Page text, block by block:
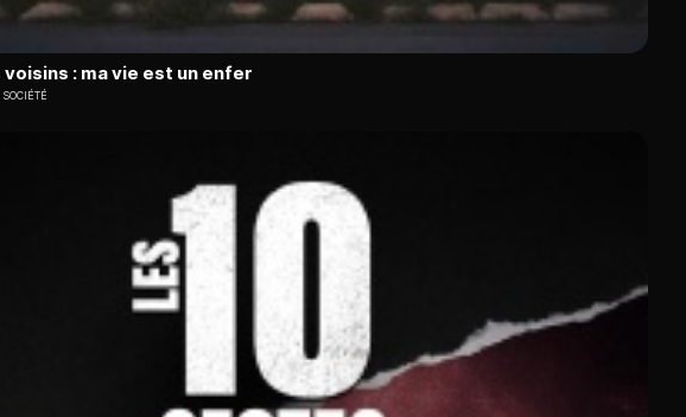
: ma vie est un enfer
SOCIÉTÉ